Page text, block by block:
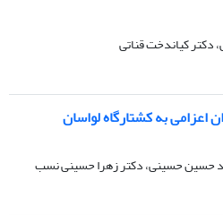
دکتر کیاندخت قناتی
به کشتارگاه لواسان
حسین حسینی، دکتر زهرا حسینی نسب